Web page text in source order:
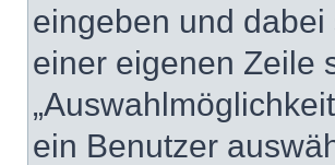
eingeben und
einer eigenen Zeile
ein Benutzer